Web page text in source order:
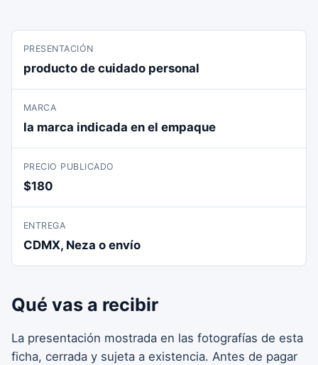
PRESENTACIÓN
producto de cuidado personal
MARCA
la marca indicada en el empaque
PRECIO PUBLICADO
$180
ENTREGA
CDMX, Neza o envío
Qué vas a recibir
La presentación mostrada en las fotografías de esta
ficha, cerrada y sujeta a existencia. Antes de pagar